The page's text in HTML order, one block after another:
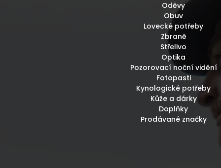
Oděvy
Obuv
Lovecké potřeby
Zbraně
Střelivo
Optika
Pozorovací noční vidění
Fotopasti
Kynologické potřeby
Kůže a dárky
Doplňky
Prodávané značky